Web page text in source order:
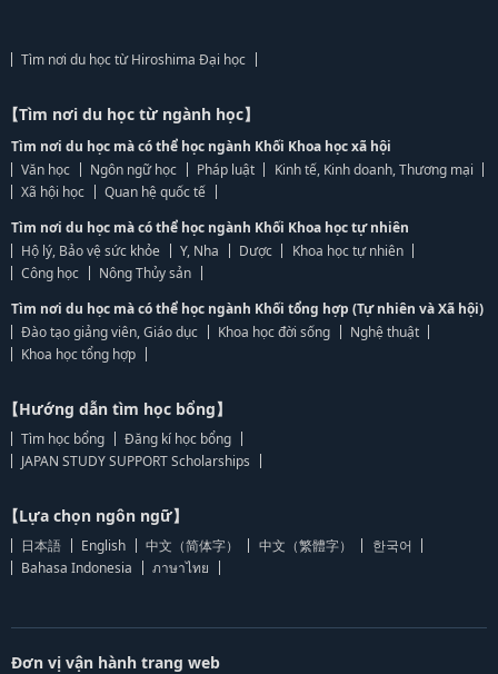
Tìm nơi du học từ Hiroshima Đại học
【Tìm nơi du học từ ngành học】
Tìm nơi du học mà có thể học ngành Khối Khoa học xã hội
Văn học
Ngôn ngữ học Pháp luật
Kinh tế, Kinh doanh, Thương mại
Xã hội học
Quan hệ quốc tế
Tìm nơi du học mà có thể học ngành Khối Khoa học tự nhiên
Hộ lý, Bảo vệ sức khỏe
Y, Nha Dược
Khoa học tự nhiên
Công học
Nông Thủy sản
Tìm nơi du học mà có thể học ngành Khối tổng hợp (Tự nhiên và Xã hội)
Đào tạo giảng viên, Giáo dục
Khoa học đời sống
Nghệ thuật
Khoa học tổng hợp
【Hướng dẫn tìm học bổng】
Tìm học bổng
Đăng kí học bổng
JAPAN STUDY SUPPORT Scholarships
【Lựa chọn ngôn ngữ】
日本語 English 中文（简体字） 中文（繁體字）
한국어
Bahasa Indonesia
ภาษาไทย
Đơn vị vận hành trang web